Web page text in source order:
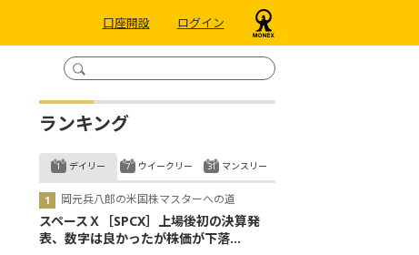
口座開設 ログイン
ランキング
デイリー
岡元兵八郎の米国株マスターへの道
スペースＸ［SPCX］上場後初の決算発
表、数字は良かったが株価が下落...
ウイークリー マンスリー